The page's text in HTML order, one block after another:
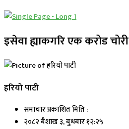
इसेवा ह्याकगरि एक करोड चोरी
हरियो पाटी
समाचार प्रकाशित मिति :
२०८२ बैशाख ३, बुधबार १२:२५